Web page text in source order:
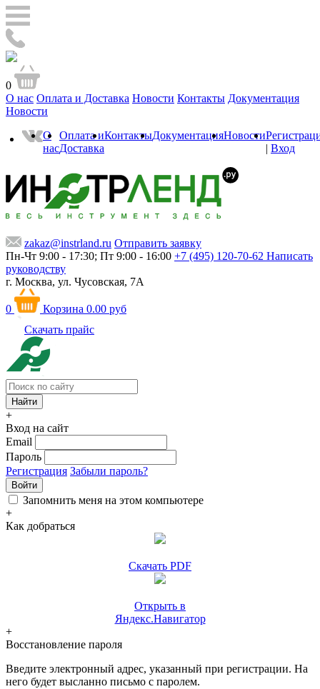
0
О нас Оплата и Доставка Новости Контакты Документация
Новости
О
нас
Оплата и
Доставка
КонтактыДокументацияНовости
| Вход
zakaz@instrland.ru Отправить заявку
Пн-Чт 9:00 - 17:30; Пт 9:00 - 16:00 +7 (495) 120-70-62 Написать
руководству
г. Москва, ул. Чусовская, 7А
0 Корзина 0.00 руб
Скачать прайс
+
Вход на сайт
Email
Пароль
Регистрация Забыли пароль?
Войти
Запомнить меня на этом компьютере
+
Как добраться
Скачать PDF
Открыть в
Яндекс.Навигатор
+
Восстановление пароля
Введите электронный адрес, указанный при регистрации. На
него будет высланно письмо с паролем.